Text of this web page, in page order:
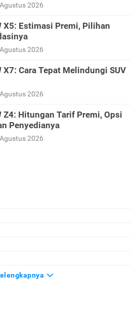
2026
Estimasi Premi, Pilihan
2026
Cara Tepat Melindungi SUV
2026
Hitungan Tarif Premi, Opsi
Penyedianya
2026